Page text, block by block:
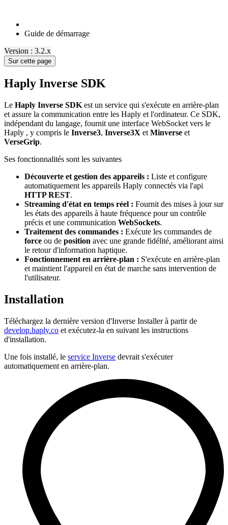
Guide de démarrage
Version : 3.2.x
Sur cette page
Haply Inverse SDK
Le Haply Inverse SDK est un service qui s'exécute en arrière-plan
et assure la communication entre les Haply et l'ordinateur. Ce SDK,
indépendant du langage, fournit une interface WebSocket vers le
Haply , y compris le Inverse3, Inverse3X et Minverse et
VerseGrip.
Ses fonctionnalités sont les suivantes
Découverte et gestion des appareils : Liste et configure
automatiquement les appareils Haply connectés via l'api
HTTP REST.
Streaming d'état en temps réel : Fournit des mises à jour sur
les états des appareils à haute fréquence pour un contrôle
précis et une communication WebSockets.
Traitement des commandes : Exécute les commandes de
force ou de position avec une grande fidélité, améliorant ainsi
le retour d'information haptique.
Fonctionnement en arrière-plan : S'exécute en arrière-plan
et maintient l'appareil en état de marche sans intervention de
l'utilisateur.
Installation
Téléchargez la dernière version d'Inverse Installer à partir de
develop.haply.co et exécutez-la en suivant les instructions
d'installation.
Une fois installé, le service Inverse devrait s'exécuter
automatiquement en arrière-plan.